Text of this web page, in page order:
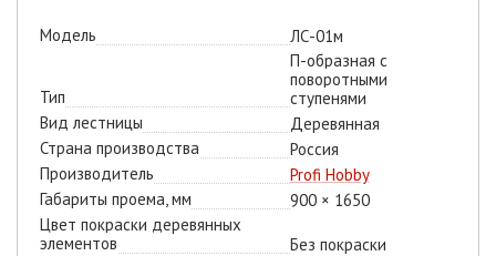
Модель ЛС-01м
Тип
П-образная с
поворотными
ступенями
Вид лестницы
Деревянная
Страна производства
Россия
Производитель
Profi Hobby
Габариты проема, мм
900 × 1650
Цвет покраски деревянных
элементов
Без покраски